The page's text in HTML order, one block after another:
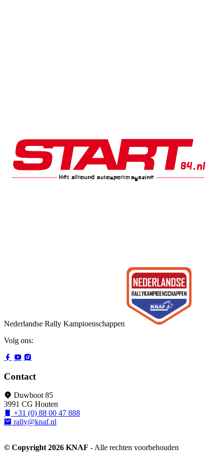
Nederlandse Rally Kampioenschappen
Volg ons:
Contact
Duwboot 85
3991 CG Houten
+31 (0) 88 00 47 888
rally@knaf.nl
© Copyright 2026 KNAF - Alle rechten voorbehouden